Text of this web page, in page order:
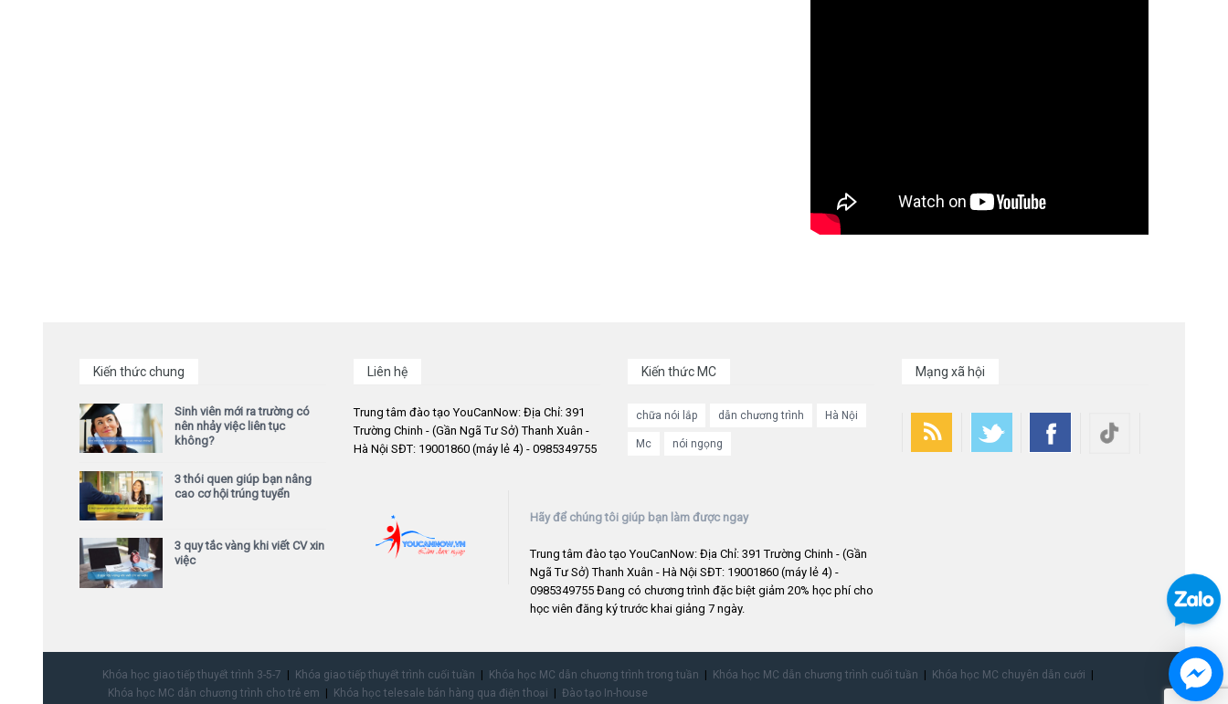
Kiến thức chung
Sinh viên mới ra trường có
nên nhảy việc liên tục
không?
3 thói quen giúp bạn nâng
cao cơ hội trúng tuyển
3 quy tắc vàng khi viết CV xin
việc
Liên hệ
Trung tâm đào tạo YouCanNow: Địa Chỉ: 391
Trường Chinh - (Gần Ngã Tư Sở) Thanh Xuân -
Hà Nội SĐT: 19001860 (máy lẻ 4) - 0985349755
Kiến thức MC
chữa nói lắp dẫn chương trình Hà Nội
Mc nói ngọng
Mạng xã hội
Hãy để chúng tôi giúp bạn làm được ngay
Trung tâm đào tạo YouCanNow: Địa Chỉ: 391 Trường Chinh - (Gần
Ngã Tư Sở) Thanh Xuân - Hà Nội SĐT: 19001860 (máy lẻ 4) -
0985349755 Đang có chương trình đặc biệt giảm 20% học phí cho
học viên đăng ký trước khai giảng 7 ngày.
Khóa học giao tiếp thuyết trình 3-5-7 Khóa giao tiếp thuyết trình cuối tuần Khóa học MC dẫn chương trình trong tuần Khóa học MC dẫn chương trình cuối tuần
Khóa học MC chuyên dẫn cưới
Khóa học MC dẫn chương trình cho trẻ em
Khóa học telesale bán hàng qua điện thoại Đào tạo In-house